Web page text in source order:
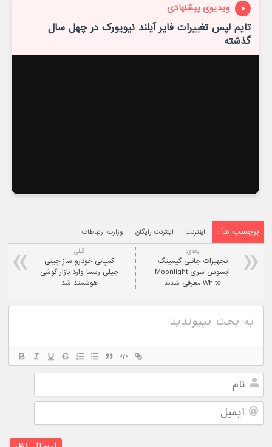
ویدیوی پیشنهادی
تایم لپس تغییرات فایر آیلند نیویورک در چهل سال
گذشته
برچسب ها : اینترنت اینترنت رایگان وزارت ارتباطات
قبلی
کمپانی خودرو ساز چینی
جیلی رسما وارد بازار گوشی
هوشمند شد
بعدی:
تجهیزات جانبی گیمینگ
ایسوس سری Moonlight
White معرفی شدند
نام
ایمیل